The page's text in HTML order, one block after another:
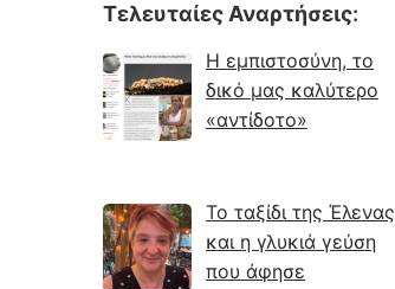
Τελευταίες Αναρτήσεις:
Η εμπιστοσύνη, το
δικό μας καλύτερο
«αντίδοτο»
Το ταξίδι της Έλενας
και η γλυκιά γεύση
που άφησε